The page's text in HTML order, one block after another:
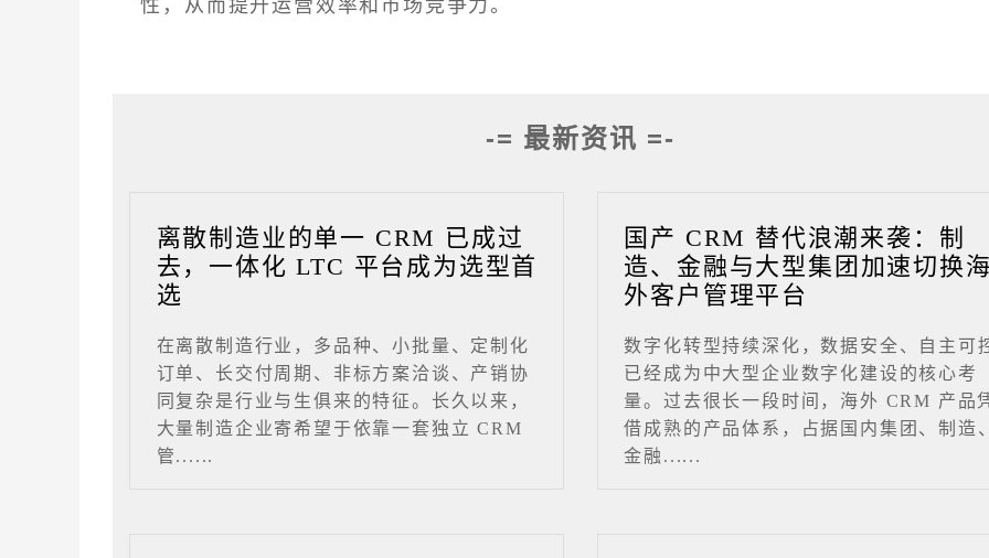
性，从而提升运营效率和市场竞争力。
-= 最新资讯 =-
离散制造业的单一 CRM 已成过
去，一体化 LTC 平台成为选型首
选
在离散制造行业，多品种、小批量、定制化
订单、长交付周期、非标方案洽谈、产销协
同复杂是行业与生俱来的特征。长久以来，
大量制造企业寄希望于依靠一套独立 CRM
管......
国产 CRM 替代浪潮来袭：制
造、金融与大型集团加速切换海
外客户管理平台
数字化转型持续深化，数据安全、自主可
已经成为中大型企业数字化建设的核心考
量。过去很长一段时间，海外 CRM 产品
借成熟的产品体系，占据国内集团、制造、
金融......